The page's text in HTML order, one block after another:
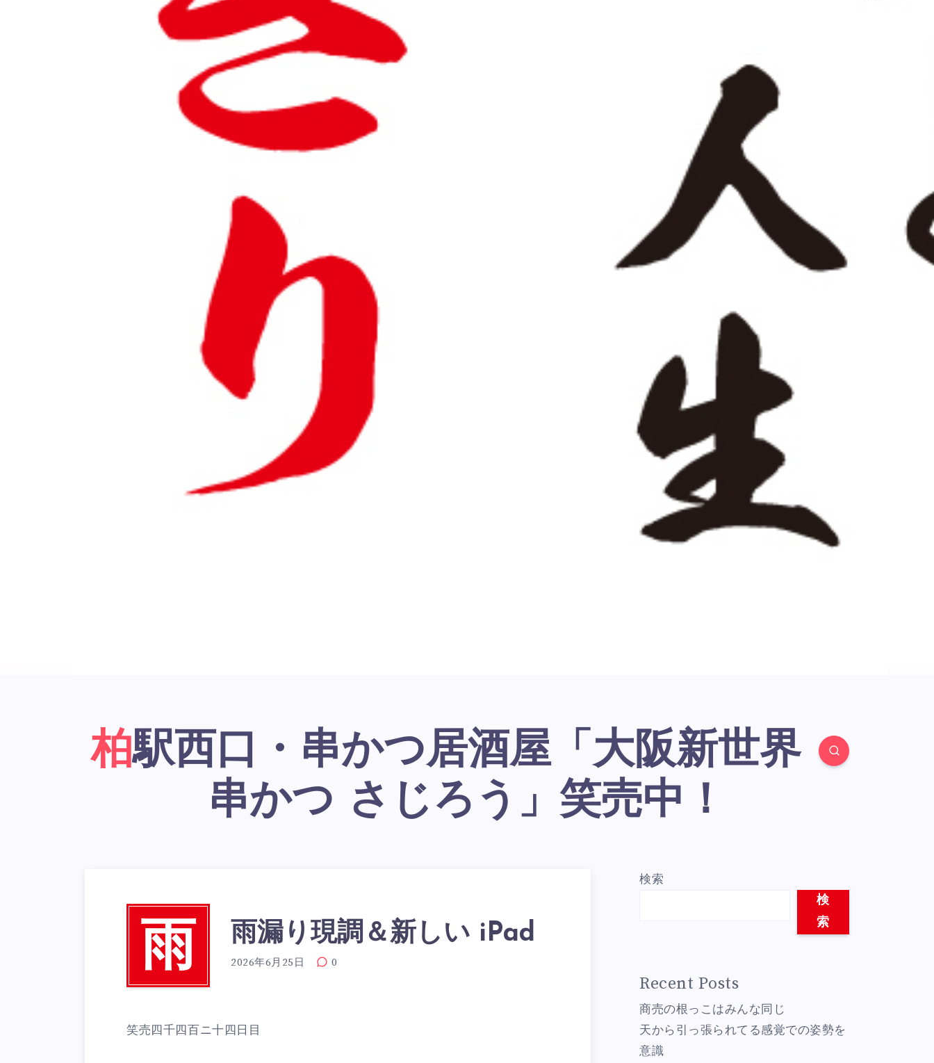
柏駅西口・串かつ居酒屋「大阪新世界
串かつ さじろう」笑売中！
雨 雨漏り現調＆新しい iPad
2026年6月25日 0
笑売四千四百ニ十四日目
検索
検
索
Recent Posts
商売の根っこはみんな同じ
天から引っ張られてる感覚での姿勢を
意識